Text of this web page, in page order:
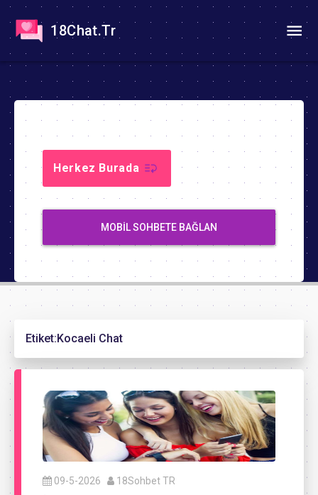
18Chat.Tr
Herkez Burada
MOBIL SOHBETE BAĞLAN
Etiket:Kocaeli Chat
09-5-2026 18Sohbet TR